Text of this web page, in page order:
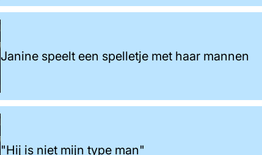
Janine speelt een spelletje met haar mannen
"Hij is niet mijn type man"